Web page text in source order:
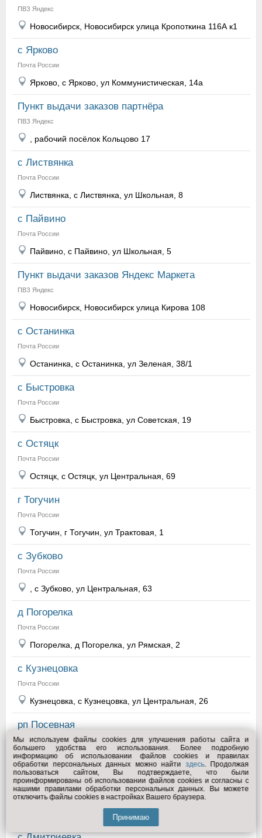
ПВЗ Яндекс
Новосибирск, Новосибирск улица Кропоткина 116А к1
с Ярково
Почта России
Ярково, с Ярково, ул Коммунистическая, 14а
Пункт выдачи заказов партнёра
ПВЗ Яндекс
, рабочий посёлок Кольцово 17
с Листвянка
Почта России
Листвянка, с Листвянка, ул Школьная, 8
с Пайвино
Почта России
Пайвино, с Пайвино, ул Школьная, 5
Пункт выдачи заказов Яндекс Маркета
ПВЗ Яндекс
Новосибирск, Новосибирск улица Кирова 108
с Останинка
Почта России
Останинка, с Останинка, ул Зеленая, 38/1
с Быстровка
Почта России
Быстровка, с Быстровка, ул Советская, 19
с Остяцк
Почта России
Остяцк, с Остяцк, ул Центральная, 69
г Тогучин
Почта России
Тогучин, г Тогучин, ул Трактовая, 1
с Зубково
Почта России
, с Зубково, ул Центральная, 63
д Погорелка
Почта России
Погорелка, д Погорелка, ул Рямская, 2
с Кузнецовка
Почта России
Кузнецовка, с Кузнецовка, ул Центральная, 26
рп Посевная
Почта России
Посевная, рп Посевная, ул Островского, 62
с Битки
Почта России
Битки, с Битки, ул Ленина, 36
Мы используем файлы cookies для улучшения работы сайта и
большего удобства его использования. Более подробную
информацию об использовании файлов cookies и правилах
обработки персональных данных можно найтиздесь. Продолжая
пользоваться сайтом, Вы подтверждаете, что были
проинформированы об использовании файлов cookies и согласны с
нашими правилами обработки персональных данных. Вы можете
отключить файлы cookies в настройках Вашего браузера.
Принимаю